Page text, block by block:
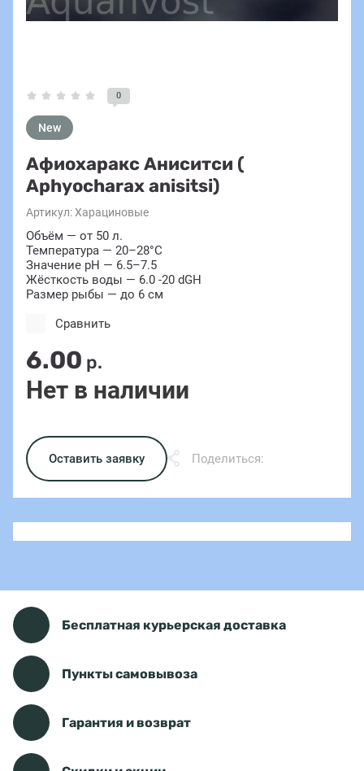
0
New
Афиохаракс Аниситси (
Aphyocharax anisitsi)
Артикул:Харациновые
Объём — от 50 л.
Температура — 20–28°C
Значение pH — 6.5–7.5
Жёсткость воды — 6.0 -20 dGH
Размер рыбы — до 6 см
6.00 р.
Нет в наличии
Сравнить
Оставить заявку Поделиться:
Бесплатная курьерская доставка
Пункты самовывоза
Гарантия и возврат